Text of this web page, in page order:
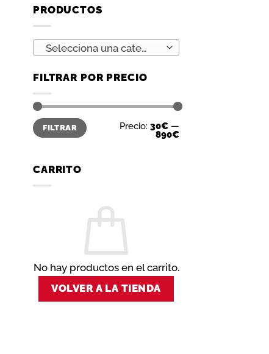
PRODUCTOS
Selecciona una categoría
FILTRAR POR PRECIO
Precio
mínimo
Precio
máximo
FILTRAR Precio: 30€ —
890€
CARRITO
No hay productos en el carrito.
VOLVER A LA TIENDA